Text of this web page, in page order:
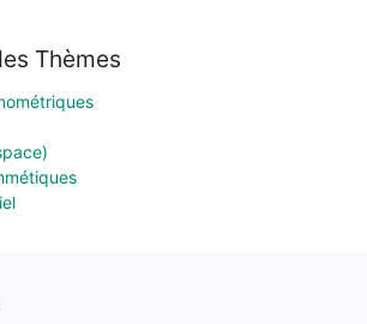
Thèmes